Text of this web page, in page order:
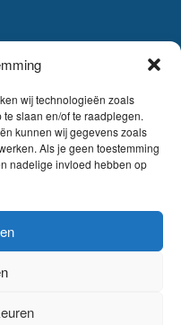
wij technologieën zoals
slaan en/of te raadplegen.
kunnen wij gegevens zoals
Als je geen toestemming
nadelige invloed hebben op
disclaimer |